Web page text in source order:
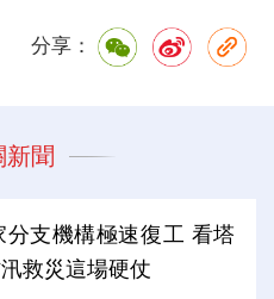
分享：
新聞
支機構極速復工 看塔
救災這場硬仗